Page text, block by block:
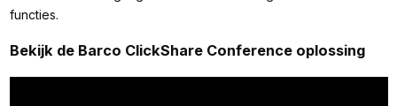
functies.
Bekijk de Barco ClickShare Conference oplossing